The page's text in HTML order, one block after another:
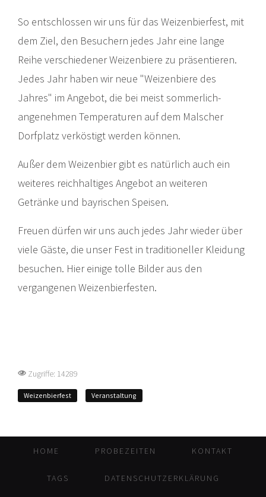
So entschlossen wir uns für das Weizenbierfest, mit
dem Ziel, den Besuchern jedes Jahr eine lange
Reihe verschiedener Weizenbiere zu präsentieren.
Jedes Jahr haben wir neue "Weizenbiere des
Jahres" im Angebot, die bei meist sommerlich-
angenehmen Temperaturen auf dem Malscher
Dorfplatz verköstigt werden können.
Außer dem Weizenbier gibt es natürlich auch ein
weiteres reichhaltiges Angebot an weiteren
Getränke und bayrischen Speisen.
Freuen dürfen wir uns auch jedes Jahr wieder über
viele Gäste, die unser Fest in traditioneller Kleidung
besuchen. Hier einige tolle Bilder aus den
vergangenen Weizenbierfesten.
Zugriffe: 14289
Weizenbierfest Veranstaltung
HOME PROBEZEITEN KONTAKT
TAGS DATENSCHUTZERKLÄRUNG